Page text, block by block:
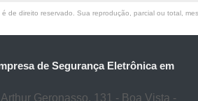
de direito reservado. Sua reprodução, parcial ou total,
de Segurança Eletrônica em
Arthur Geronasso, 131 - Boa Vista -